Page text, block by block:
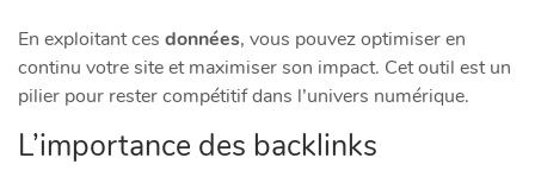
En exploitant ces données, vous pouvez optimiser en
continu votre site et maximiser son impact. Cet outil est un
pilier pour rester compétitif dans l’univers numérique.
L’importance des backlinks